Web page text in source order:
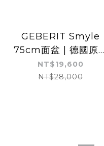
GEBERIT Smyle
75cm面盆 | 德國原裝
進口 | 德國抗污認證 |
可壁掛
NT$19,600
NT$28,000